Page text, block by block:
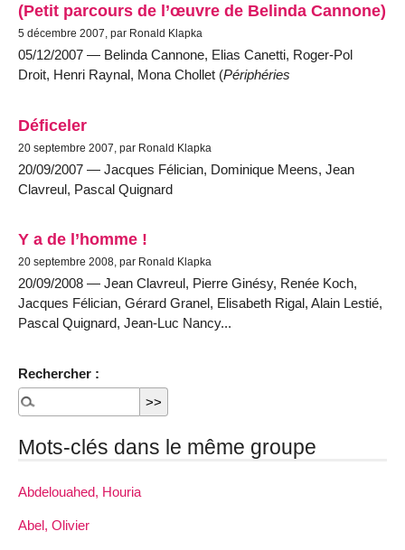
(Petit parcours de l’œuvre de Belinda Cannone)
5 décembre 2007, par Ronald Klapka
05/12/2007 — Belinda Cannone, Elias Canetti, Roger-Pol
Droit, Henri Raynal, Mona Chollet (Périphéries
Déficeler
20 septembre 2007, par Ronald Klapka
20/09/2007 — Jacques Félician, Dominique Meens, Jean
Clavreul, Pascal Quignard
Y a de l’homme !
20 septembre 2008, par Ronald Klapka
20/09/2008 — Jean Clavreul, Pierre Ginésy, Renée Koch,
Jacques Félician, Gérard Granel, Elisabeth Rigal, Alain Lestié,
Pascal Quignard, Jean-Luc Nancy...
Rechercher :
Mots-clés dans le même groupe
Abdelouahed, Houria
Abel, Olivier